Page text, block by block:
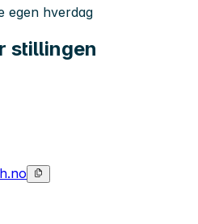
egen hverdag
stillingen